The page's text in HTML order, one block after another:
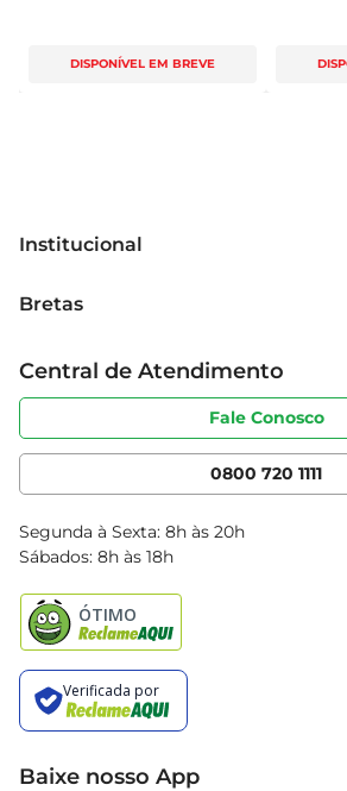
DISPONÍVEL EM BREVE
Institucional
Grupo Cencosud
Sobre privacidade
Portal do fornecedor
Cencosud Media
Bretas
Produtos Bretas
Código de ética
Serviços
Clube Bretas
Blog Bretas
Black Friday
Central de Atendimento
Fale Conosco
0800 720 1111
Segunda à Sexta: 8h às 20h
Sábados: 8h às 18h
Baixe nosso App